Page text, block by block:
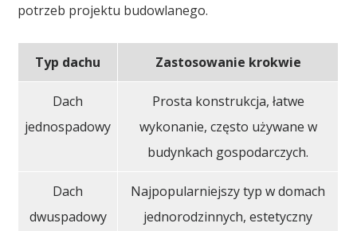
potrzeb projektu budowlanego.
Typ dachu Zastosowanie krokwie
Dach
jednospadowy
Prosta konstrukcja, łatwe
wykonanie, często używane w
budynkach gospodarczych.
Dach
dwuspadowy
Najpopularniejszy typ w domach
jednorodzinnych, estetyczny